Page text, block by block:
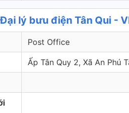
lý bưu điện Tân Qui -
Post Office
Ấp Tân Quy 2, Xã An Phú